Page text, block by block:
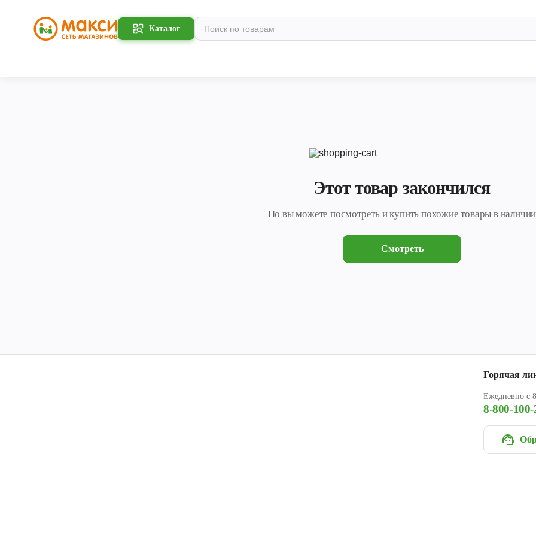
Каталог
Этот товар закончился
Но вы можете посмотреть и купить похожие товары в наличии
Смотреть
Горячая
Ежедневно с
8-800-100-